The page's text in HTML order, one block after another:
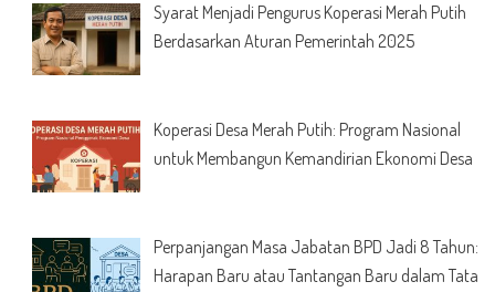
Syarat Menjadi Pengurus Koperasi Merah Putih
Berdasarkan Aturan Pemerintah 2025
Koperasi Desa Merah Putih: Program Nasional
untuk Membangun Kemandirian Ekonomi Desa
Perpanjangan Masa Jabatan BPD Jadi 8 Tahun:
Harapan Baru atau Tantangan Baru dalam Tata